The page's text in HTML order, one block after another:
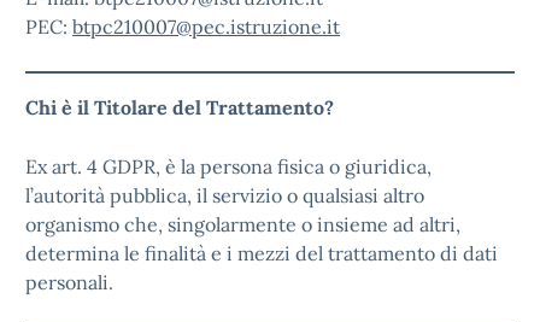
PEC: btpc210007@pec.istruzione.it
Chi è il Titolare del Trattamento?
Ex art. 4 GDPR, è la persona fisica o giuridica,
l’autorità pubblica, il servizio o qualsiasi altro
organismo che, singolarmente o insieme ad altri,
determina le finalità e i mezzi del trattamento di dati
personali.